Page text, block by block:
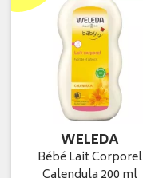
WELEDA
Bébé Lait Corporel